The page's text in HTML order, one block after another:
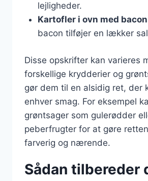
lejligheder.
Kartofler i ovn med bacon
bacon tilføjer en lækker
Disse opskrifter kan varieres
forskellige krydderier og
gør dem til en alsidig ret, der
enhver smag. For eksempel
grøntsager som gulerødder
peberfrugter for at gøre
farverig og nærende.
Sådan tilbereder